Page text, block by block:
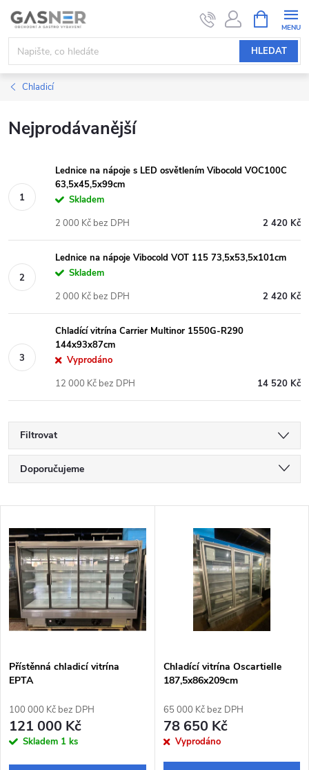
Přejít
obsah
HLEDAT
NÁKUPNÍ
KOŠÍK
Chladicí
Nejprodávanější
Lednice na nápoje s LED osvětlením Vibocold VOC100C
63,5x45,5x99cm
Skladem
2 420 Kč
2 000 Kč bez DPH
Lednice na nápoje Vibocold VOT 115 73,5x53,5x101cm
Skladem
2 420 Kč
2 000 Kč bez DPH
Chladící vitrína Carrier Multinor 1550G-R290
144x93x87cm
Vyprodáno
14 520 Kč
12 000 Kč bez DPH
Filtrovat
Ř
a
z
e
n
í
p
r
o
Doporučujeme
Nejprodávanější
Abecedně
V
ý
p
i
s
p
r
Přístěnná chladicí vitrína
EPTA
100 000 Kč bez DPH
121 000 Kč
Skladem 1 ks
Chladící vitrína Oscartielle
187,5x86x209cm
65 000 Kč bez DPH
78 650 Kč
Vyprodáno